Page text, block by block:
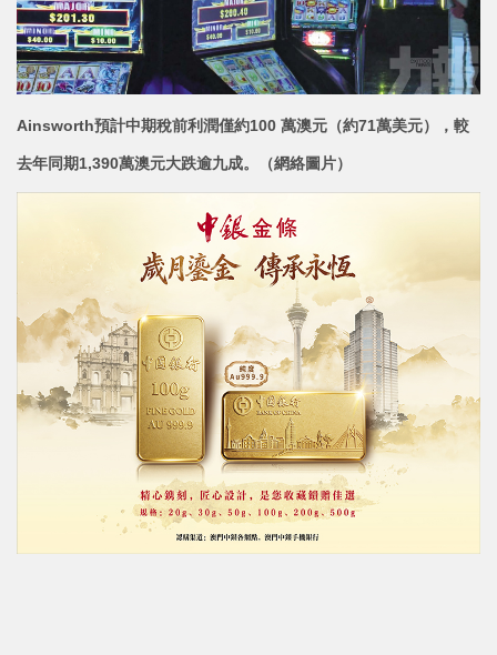
Ainsworth預計中期稅前利潤僅約100 萬澳元（約71萬美元），較
去年同期1,390萬澳元大跌逾九成。（網絡圖片）